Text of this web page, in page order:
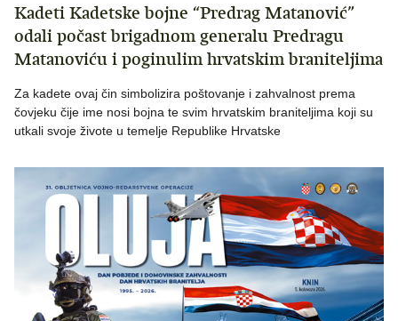
Kadeti Kadetske bojne “Predrag Matanović”
odali počast brigadnom generalu Predragu
Matanoviću i poginulim hrvatskim braniteljima
Za kadete ovaj čin simbolizira poštovanje i zahvalnost prema
čovjeku čije ime nosi bojna te svim hrvatskim braniteljima koji su
utkali svoje živote u temelje Republike Hrvatske